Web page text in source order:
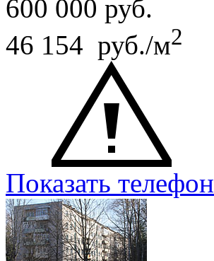
600 000 руб.
46 154 руб./м2
Показать телефон